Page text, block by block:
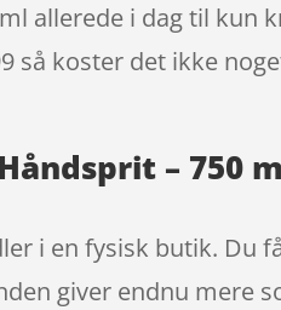
allerede i dag til kun
så koster det ikke
– 750
i en fysisk butik. Du
giver endnu mere